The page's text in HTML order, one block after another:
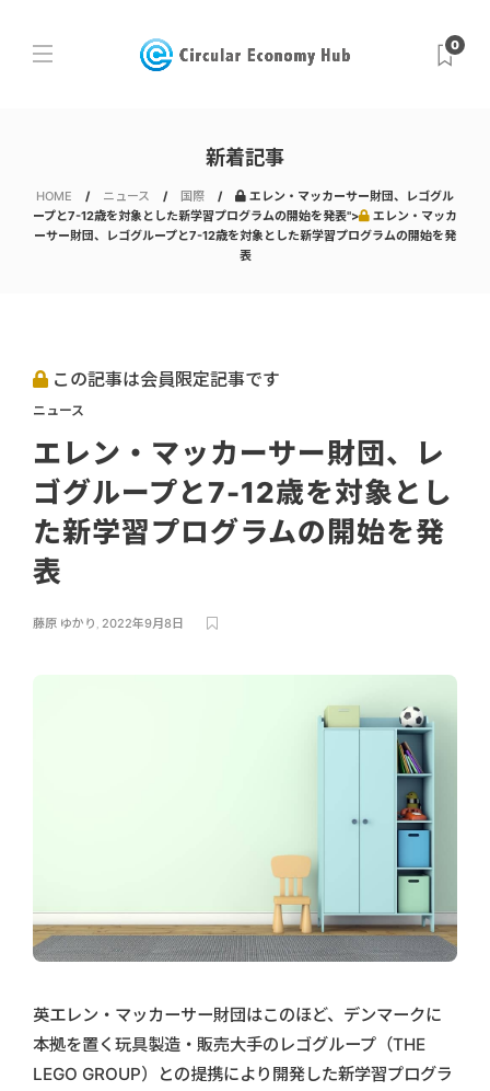
0
新着記事
HOME ニュース 国際
エレン・マッカーサー財団、レゴグル
ープと7-12歳を対象とした新学習プログラムの開始を発表">
エレン・マッカ
ーサー財団、レゴグループと7-12歳を対象とした新学習プログラムの開始を発
表
この記事は会員限定記事です
ニュース
エレン・マッカーサー財団、レ
ゴグループと7-12歳を対象とし
た新学習プログラムの開始を発
表
藤原 ゆかり , 2022年9月8日
英エレン・マッカーサー財団はこのほど、デンマークに
本拠を置く玩具製造・販売大手のレゴグループ（THE
LEGO GROUP）との提携により開発した新学習プログラ